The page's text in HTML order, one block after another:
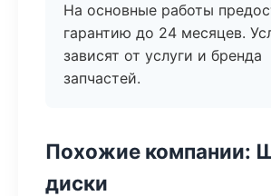
На основные работы
гарантию до 24 месяцев.
зависят от услуги и бренда
запчастей.
Похожие компании:
диски